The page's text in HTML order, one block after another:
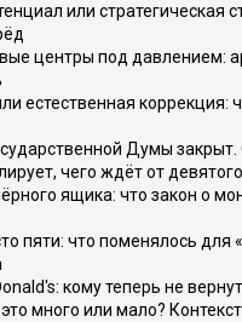
или стратегическая
центры под давлением:
естественная коррекция:
Думы закрыт.
чего ждёт от девятого
ящика: что закон о
пяти: что поменялось для
кому теперь не
много или мало?